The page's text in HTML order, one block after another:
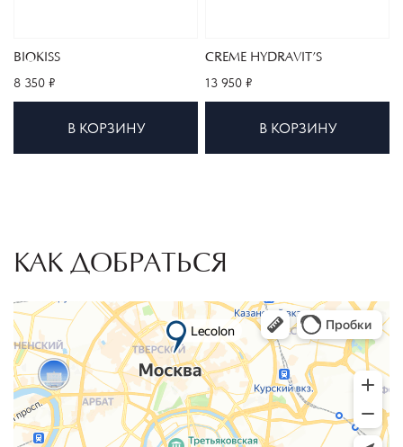
BIOKISS
8 350 ₽
В КОРЗИНУ
CREME HYDRAVIT’S
13 950 ₽
В КОРЗИНУ
КАК ДОБРАТЬСЯ